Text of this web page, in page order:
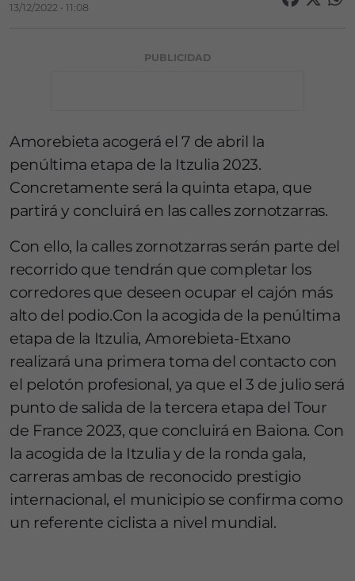
13/12/2022 • 11:08
PUBLICIDAD
Amorebieta acogerá el 7 de abril la
penúltima etapa de la Itzulia 2023.
Concretamente será la quinta etapa, que
partirá y concluirá en las calles zornotzarras.
Con ello, la calles zornotzarras serán parte del
recorrido que tendrán que completar los
corredores que deseen ocupar el cajón más
alto del podio.Con la acogida de la penúltima
etapa de la Itzulia, Amorebieta-Etxano
realizará una primera toma del contacto con
el pelotón profesional, ya que el 3 de julio será
punto de salida de la tercera etapa del Tour
de France 2023, que concluirá en Baiona. Con
la acogida de la Itzulia y de la ronda gala,
carreras ambas de reconocido prestigio
internacional, el municipio se confirma como
un referente ciclista a nivel mundial.